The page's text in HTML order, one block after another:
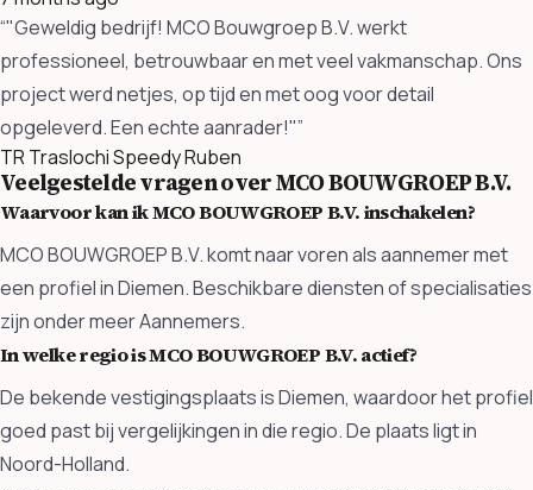
“"Geweldig bedrijf! MCO Bouwgroep B.V. werkt
professioneel, betrouwbaar en met veel vakmanschap. Ons
project werd netjes, op tijd en met oog voor detail
opgeleverd. Een echte aanrader!"”
TR Traslochi Speedy Ruben
Veelgestelde vragen over MCO BOUWGROEP B.V.
Waarvoor kan ik MCO BOUWGROEP B.V. inschakelen?
MCO BOUWGROEP B.V. komt naar voren als aannemer met
een profiel in Diemen. Beschikbare diensten of specialisaties
zijn onder meer Aannemers.
In welke regio is MCO BOUWGROEP B.V. actief?
De bekende vestigingsplaats is Diemen, waardoor het profiel
goed past bij vergelijkingen in die regio. De plaats ligt in
Noord-Holland.